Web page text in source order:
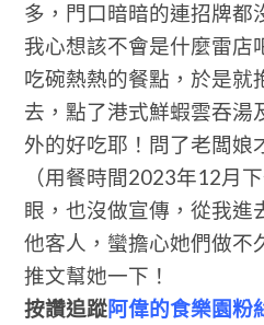
多，門口暗暗的連招牌都
我心想該不會是什麼雷店
吃碗熱熱的餐點，於是就
去，點了港式鮮蝦雲吞湯
外的好吃耶！問了老闆娘
（用餐時間2023年12月
眼，也沒做宣傳，從我進
他客人，蠻擔心她們做不
推文幫她一下！
按讚追蹤阿偉的食樂園粉